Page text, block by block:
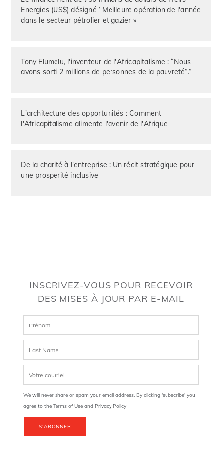
Energies (US$) désigné ’ Meilleure opération de l'année
dans le secteur pétrolier et gazier »
Tony Elumelu, l'inventeur de l'Africapitalisme : “Nous
avons sorti 2 millions de personnes de la pauvreté”.”
L'architecture des opportunités : Comment
l'Africapitalisme alimente l'avenir de l'Afrique
De la charité à l'entreprise : Un récit stratégique pour
une prospérité inclusive
INSCRIVEZ-VOUS POUR RECEVOIR
DES MISES À JOUR PAR E-MAIL
We will never share or spam your email address. By clicking 'subscribe' you
agree to the Terms of Use and Privacy Policy
S'ABONNER